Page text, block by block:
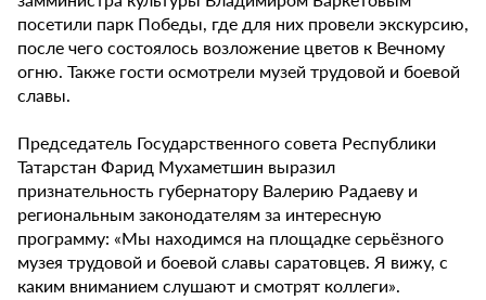
посетили парк Победы, где для них провели экскурсию,
после чего состоялось возложение цветов к Вечному
огню. Также гости осмотрели музей трудовой и боевой
славы.
Председатель Государственного совета Республики
Татарстан Фарид Мухаметшин выразил
признательность губернатору Валерию Радаеву и
региональным законодателям за интересную
программу: «Мы находимся на площадке серьёзного
музея трудовой и боевой славы саратовцев. Я вижу, с
каким вниманием слушают и смотрят коллеги».